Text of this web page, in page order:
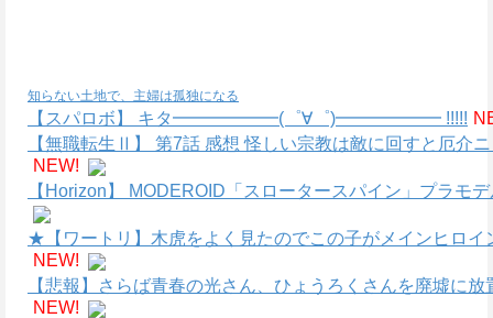
知らない土地で、主婦は孤独になる
【スパロボ】 キタ━━━━━━(゜∀゜)━━━━━━ !!!!!
【無職転生Ⅱ】 第7話 感想 怪しい宗教は敵に回すと厄介
NEW!
【Horizon】 MODEROID「スロータースパイン」プラモ
★【ワートリ】木虎をよく見たのでこの子がメインヒロ
NEW!
【悲報】さらば青春の光さん、ひょうろくさんを廃墟に
NEW!